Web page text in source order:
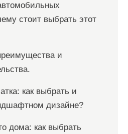
стоит выбрать этот
и
как выбрать и
дизайне?
дома: как выбрать